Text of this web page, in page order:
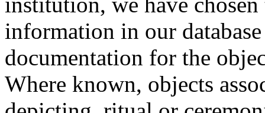
information in our
documentation for the
Where known, objects